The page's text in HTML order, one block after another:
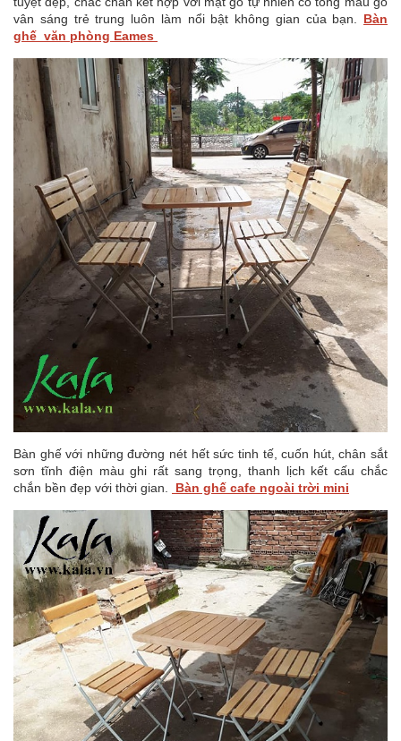
vân sáng trẻ trung luôn làm nổi bật không gian của bạn. Bàn
ghế văn phòng Eames
Bàn ghế với những đường nét hết sức tinh tế, cuốn hút, chân sắt
sơn tĩnh điện màu ghi rất sang trọng, thanh lịch kết cấu chắc
chắn bền đẹp với thời gian.
Bàn ghế cafe ngoài trời mini